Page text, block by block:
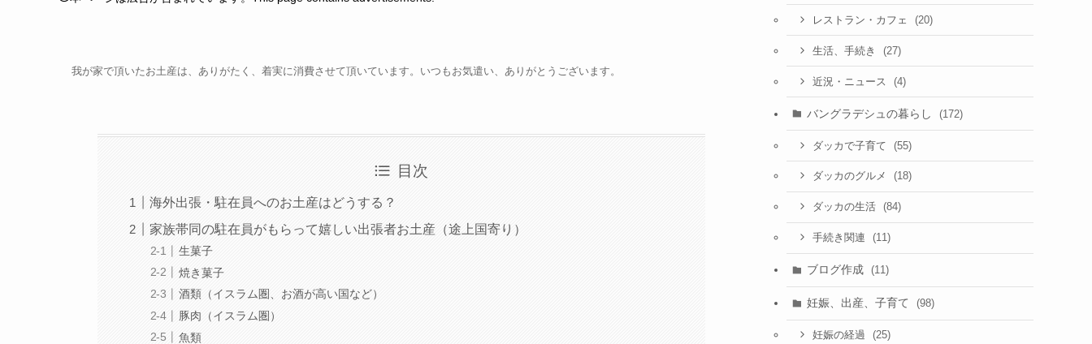
我が家で頂いたお土産は、ありがたく、着実に消費させて頂いています。いつもお気遣い、ありがとうございます。
目次
海外出張・駐在員へのお土産はどうする？
家族帯同の駐在員がもらって嬉しい出張者お土産（途上国寄り）
生菓子
焼き菓子
酒類（イスラム圏、お酒が高い国など）
豚肉（イスラム圏）
魚類
レストラン・カフェ (20)
生活、手続き (27)
近況・ニュース (4)
バングラデシュの暮らし (172)
ダッカで子育て (55)
ダッカのグルメ (18)
ダッカの生活 (84)
手続き関連 (11)
ブログ作成 (11)
妊娠、出産、子育て (98)
妊娠の経過 (25)